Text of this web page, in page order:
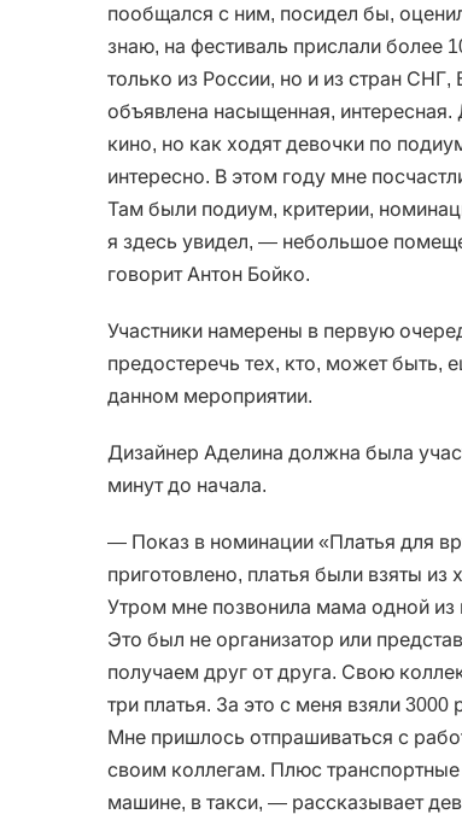
пообщался с ним, посидел бы,
знаю, на фестиваль прислали более
только из России, но и из стран
объявлена насыщенная,
кино, но как ходят девочки по
интересно. В этом году мне
Там были подиум, критерии,
я здесь увидел, — небольшое
говорит Антон Бойко.
Участники намерены в первую
предостеречь тех, кто, может быть,
данном мероприятии.
Дизайнер Аделина должна была
минут до начала.
— Показ в номинации «Платья для
приготовлено, платья были взяты
Утром мне позвонила мама одной из
Это был не организатор или
получаем друг от друга. Свою
три платья. За это с меня взяли
Мне пришлось отпрашиваться с
своим коллегам. Плюс
машине, в такси, — рассказывает